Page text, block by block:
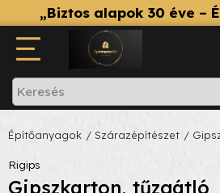
„Biztos alapok 30 éve –
Építőanyagok / Szárazépítészet /
Rigips
Gipszkarton, tűzgátló